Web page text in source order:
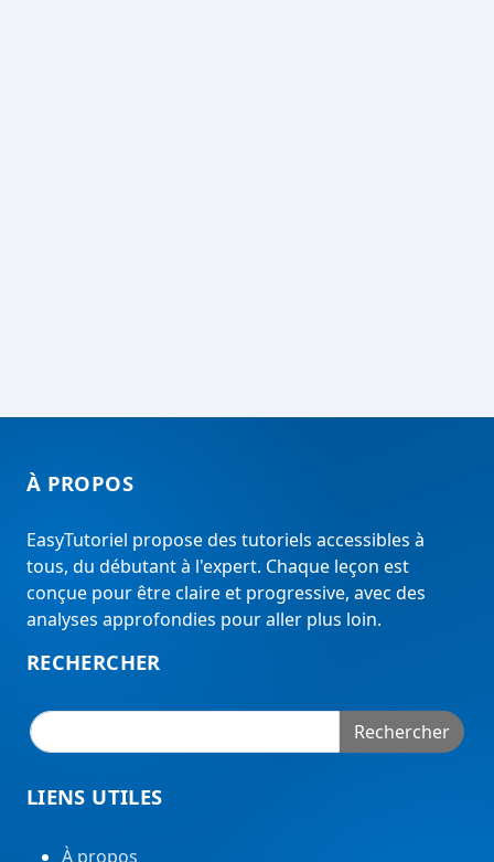
À PROPOS
EasyTutoriel propose des tutoriels accessibles à
tous, du débutant à l'expert. Chaque leçon est
conçue pour être claire et progressive, avec des
analyses approfondies pour aller plus loin.
RECHERCHER
Rechercher
LIENS UTILES
À propos